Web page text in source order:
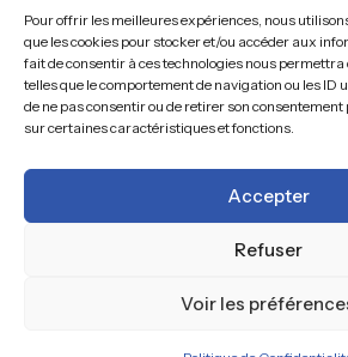
Pour offrir les meilleures expériences, nous
que les cookies pour stocker et/ou accéder aux
fait de consentir à ces technologies nous
telles que le comportement de navigation ou les ID
de ne pas consentir ou de retirer son
sur certaines caractéristiques et fonctions.
Accepter
Refuser
Voir les
Portraits &
Nos Clients
Nos Offres
Boutique
Qui Sommes-Nous ?
Souscription
|Politique de